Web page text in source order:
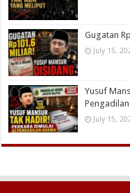
Gugatan
July 15,
Yusuf
July 15,